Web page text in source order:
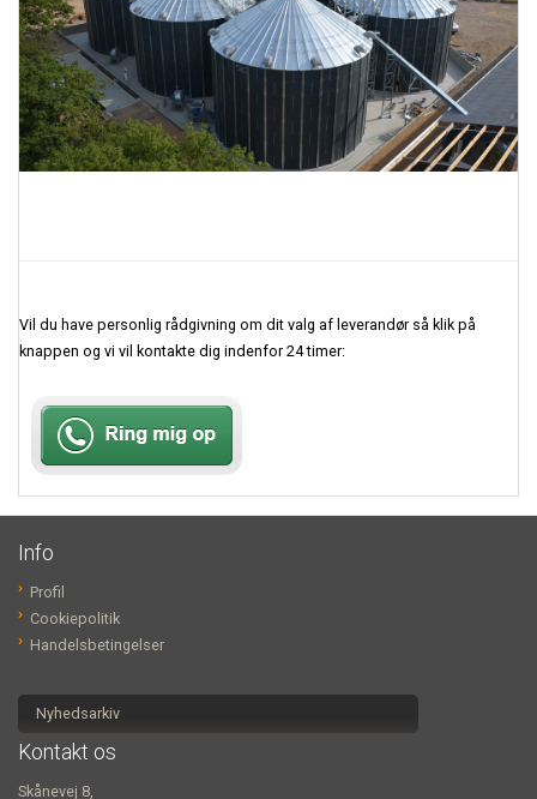
Vil du have personlig rådgivning om dit valg af leverandør så klik på
knappen og vi vil kontakte dig indenfor 24 timer:
Info
Profil
Cookiepolitik
Handelsbetingelser
Nyhedsarkiv
Kontakt os
Skånevej 8,